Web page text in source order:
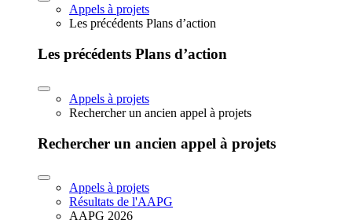
Appels à projets
Les précédents Plans d’action
Les précédents Plans d’action
Appels à projets
Rechercher un ancien appel à projets
Rechercher un ancien appel à projets
Appels à projets
Résultats de l'AAPG
AAPG 2026